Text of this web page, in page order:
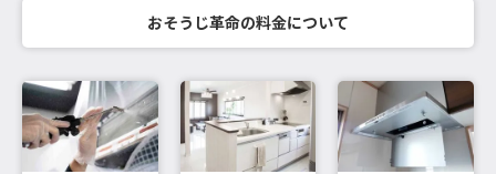
おそうじ革命の料金について